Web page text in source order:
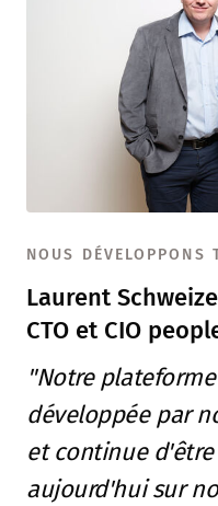
NOUS DÉVELOPPONS
Laurent
CTO et CIO
"Notre
développée par
et continue
aujourd'hui sur